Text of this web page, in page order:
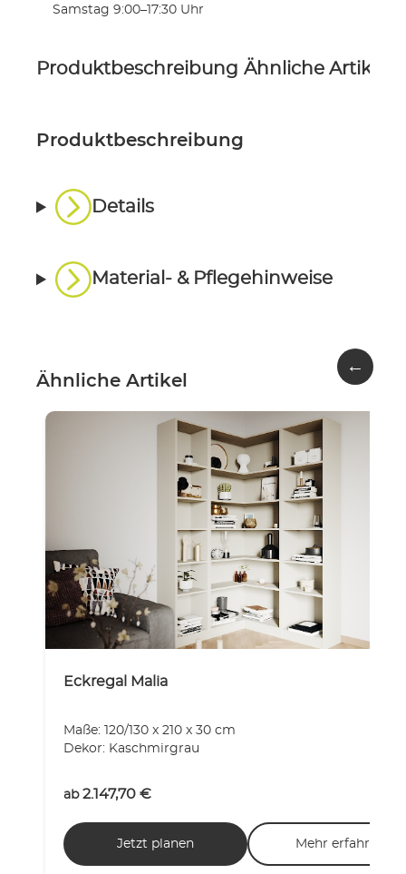
Samstag 9:00–17:30 Uhr
Produktbeschreibung Ähnliche Artikel
Produktbeschreibung
Details
Material- & Pflegehinweise
Ähnliche Artikel
Eckregal Malia
Maße: 120/130 x 210 x 30 cm
Dekor: Kaschmirgrau
ab 2.147,70 €
Jetzt planen Mehr erfahren
←